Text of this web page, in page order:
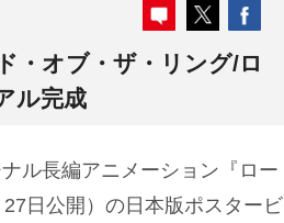
・オブ・ザ・リング/ロ
ル完成
ル長編アニメーション『ロー
日公開）の日本版ポスタービ